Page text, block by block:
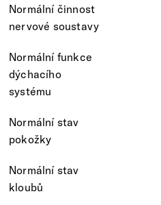
Normální činnost
nervové soustavy
Normální funkce
dýchacího
systému
Normální stav
pokožky
Normální stav
kloubů